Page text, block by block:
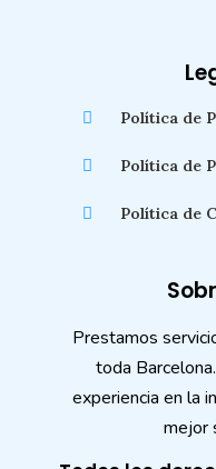
Política de
Política de
Política de
Prestamos
toda
experiencia en la
mejor